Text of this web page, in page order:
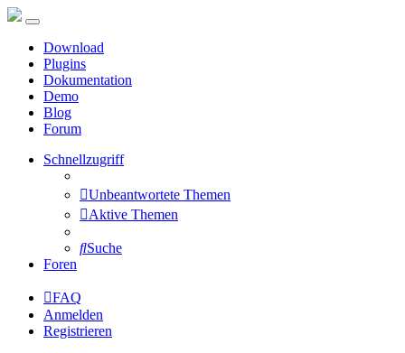
Download
Plugins
Dokumentation
Demo
Blog
Forum
Schnellzugriff
Unbeantwortete Themen
Aktive Themen
Suche
Foren
FAQ
Anmelden
Registrieren